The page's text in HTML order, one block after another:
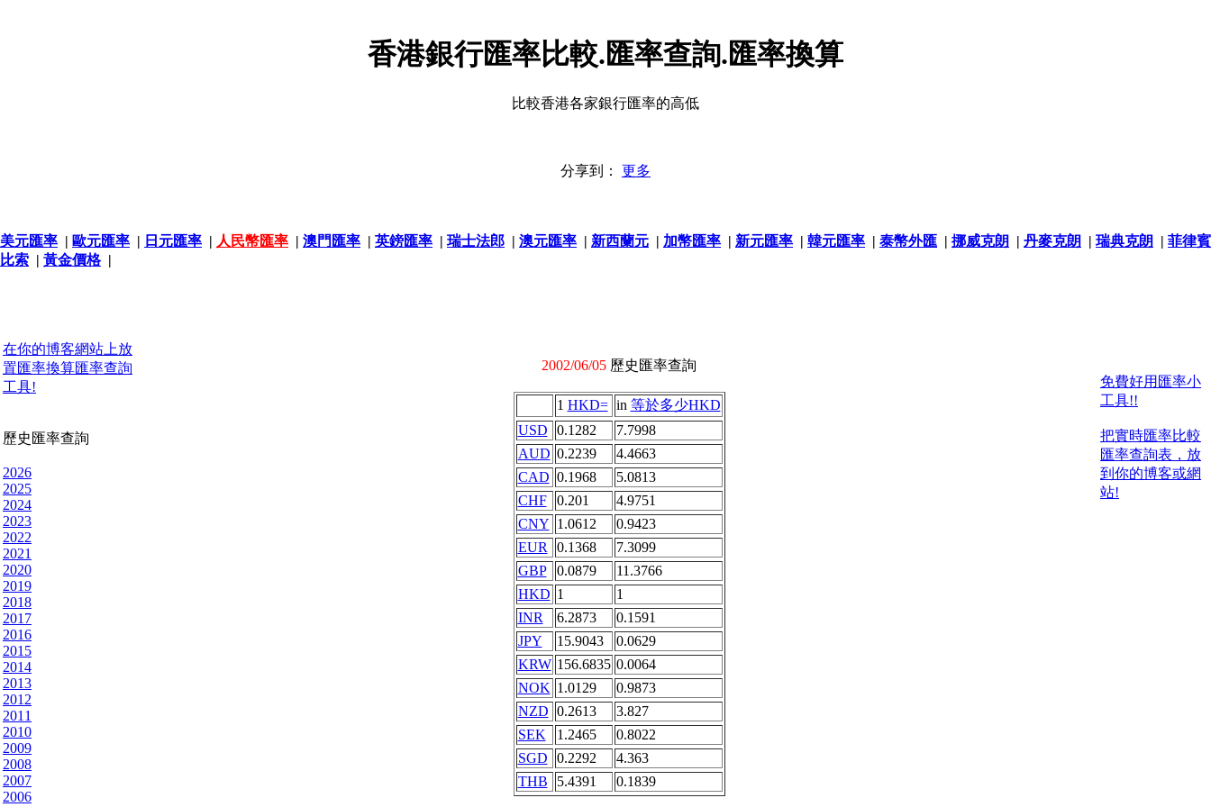
香港銀行匯率比較.匯率查詢.匯率換算
比較香港各家銀行匯率的高低
分享到： 更多
美元匯率 | 歐元匯率 | 日元匯率 | 人民幣匯率 | 澳門匯率 | 英鎊匯率 | 瑞士法郎 | 澳元匯率 | 新西蘭元 | 加幣匯率 | 新元匯率 | 韓元匯率 | 泰幣外匯 | 挪威克朗 | 丹麥克朗 | 瑞典克朗 | 菲律賓
比索 | 黃金價格|
在你的博客網站上放
置匯率換算匯率查詢
工具!
歷史匯率查詢
2026
2025
2024
2023
2022
2021
2020
2019
2018
2017
2016
2015
2014
2013
2012
2011
2010
2009
2008
2007
2006
2002/06/05 歷史匯率查詢
1 HKD= in 等於多少HKD
USD
0.1282
7.7998
AUD 0.2239
4.4663
CAD 0.1968
5.0813
CHF
0.201
4.9751
CNY 1.0612
0.9423
EUR
0.1368
7.3099
GBP
0.0879
11.3766
HKD 1
1
INR
6.2873
0.1591
JPY
15.9043
0.0629
KRW 156.6835 0.0064
NOK 1.0129
0.9873
NZD 0.2613
3.827
SEK
1.2465
0.8022
SGD
0.2292
4.363
THB
5.4391 0.1839
免費好用匯率小
工具!!
把實時匯率比較
匯率查詢表，放
到你的博客或網
站!